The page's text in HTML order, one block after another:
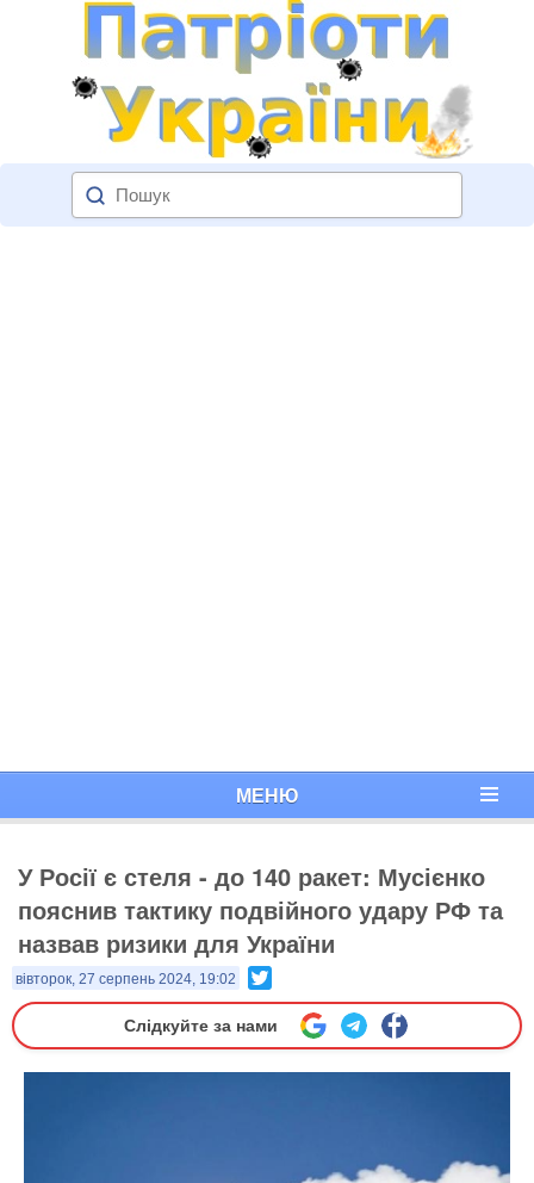
МЕНЮ
У Росії є стеля - до 140 ракет: Мусієнко
пояснив тактику подвійного удару РФ та
назвав ризики для України
вівторок, 27 серпень 2024, 19:02
Слідкуйте за нами